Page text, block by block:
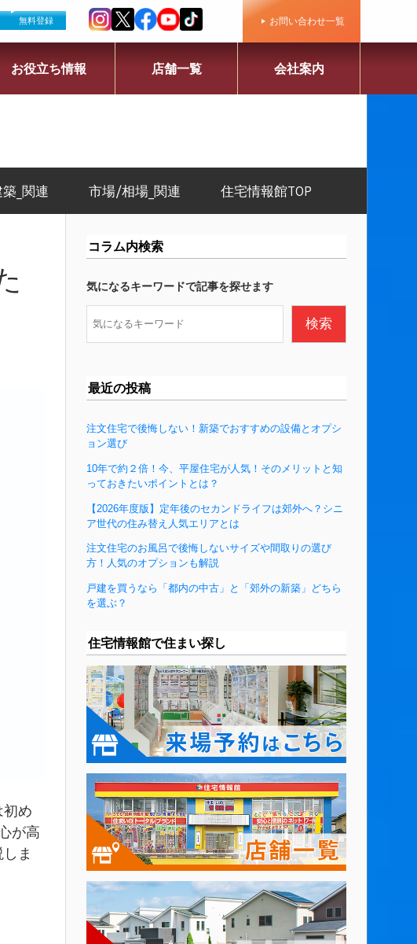
無料登録 お問い合わせ一覧
お役立ち情報 店舗一覧 会社案内
_関連 市場/相場_関連 住宅情報館TOP
初め
が高
ま
コラム内検索
気になるキーワードで記事を探せます
索
検索
最近の投稿
注文住宅で後悔しない！新築でおすすめの設備とオプシ
ョン選び
10年で約２倍！今、平屋住宅が人気！そのメリットと知
っておきたいポイントとは？
【2026年度版】定年後のセカンドライフは郊外へ？シニ
ア世代の住み替え人気エリアとは
注文住宅のお風呂で後悔しないサイズや間取りの選び
方！人気のオプションも解説
戸建を買うなら「都内の中古」と「郊外の新築」どちら
を選ぶ？
住宅情報館で住まい探し